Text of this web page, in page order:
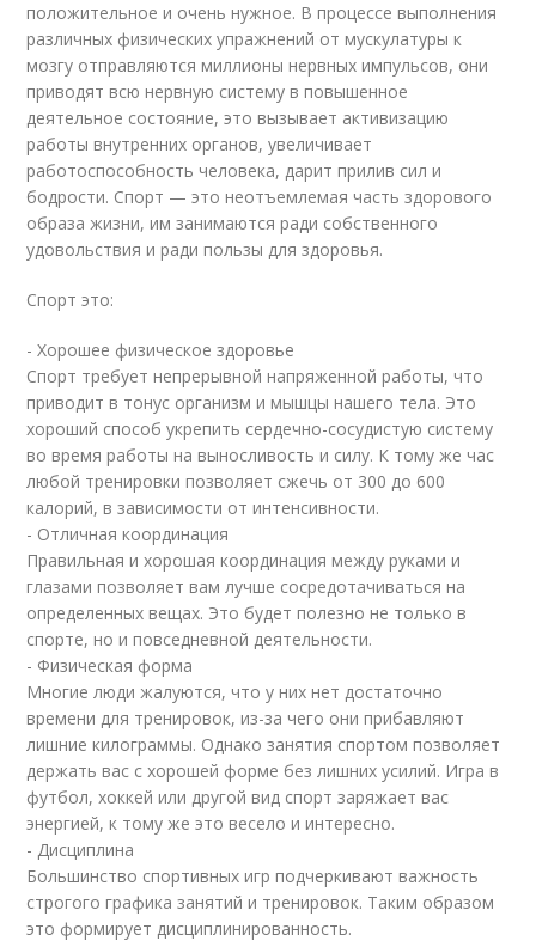
положительное и очень нужное. В процессе выполнения
различных физических упражнений от мускулатуры к
мозгу отправляются миллионы нервных импульсов, они
приводят всю нервную систему в повышенное
деятельное состояние, это вызывает активизацию
работы внутренних органов, увеличивает
работоспособность человека, дарит прилив сил и
бодрости. Спорт — это неотъемлемая часть здорового
образа жизни, им занимаются ради собственного
удовольствия и ради пользы для здоровья.
Спорт это:
- Хорошее физическое здоровье
Спорт требует непрерывной напряженной работы, что
приводит в тонус организм и мышцы нашего тела. Это
хороший способ укрепить сердечно-сосудистую систему
во время работы на выносливость и силу. К тому же час
любой тренировки позволяет сжечь от 300 до 600
калорий, в зависимости от интенсивности.
- Отличная координация
Правильная и хорошая координация между руками и
глазами позволяет вам лучше сосредотачиваться на
определенных вещах. Это будет полезно не только в
спорте, но и повседневной деятельности.
- Физическая форма
Многие люди жалуются, что у них нет достаточно
времени для тренировок, из-за чего они прибавляют
лишние килограммы. Однако занятия спортом позволяет
держать вас с хорошей форме без лишних усилий. Игра в
футбол, хоккей или другой вид спорт заряжает вас
энергией, к тому же это весело и интересно.
- Дисциплина
Большинство спортивных игр подчеркивают важность
строгого графика занятий и тренировок. Таким образом
это формирует дисциплинированность.